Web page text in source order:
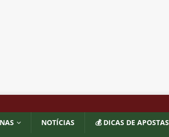
NOTÍCIAS 💰 DICAS DE APOSTAS